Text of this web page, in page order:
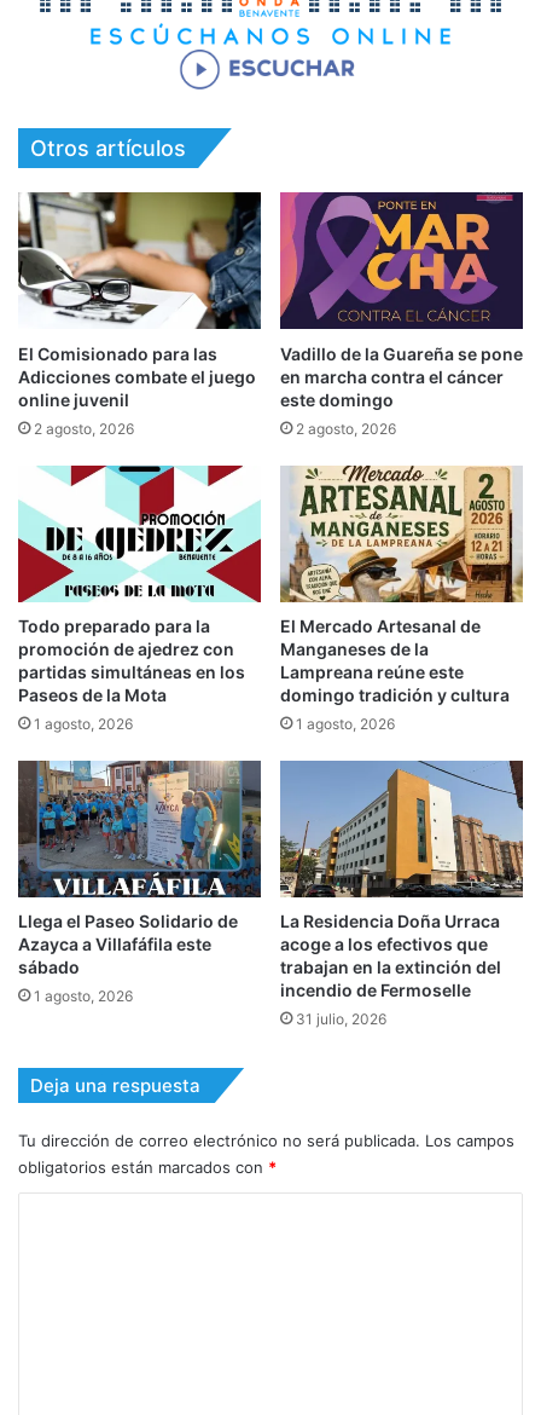
Otros artículos
El Comisionado para las
Adicciones combate el juego
online juvenil
2 agosto, 2026
Vadillo de la Guareña se pone
en marcha contra el cáncer
este domingo
2 agosto, 2026
Todo preparado para la
promoción de ajedrez con
partidas simultáneas en los
Paseos de la Mota
1 agosto, 2026
El Mercado Artesanal de
Manganeses de la
Lampreana reúne este
domingo tradición y cultura
1 agosto, 2026
Llega el Paseo Solidario de
Azayca a Villafáfila este
sábado
1 agosto, 2026
La Residencia Doña Urraca
acoge a los efectivos que
trabajan en la extinción del
incendio de Fermoselle
31 julio, 2026
Deja una respuesta
Tu dirección de correo electrónico no será publicada. Los campos
obligatorios están marcados con *